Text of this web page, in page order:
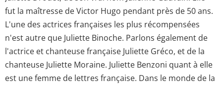
fut la maîtresse de Victor Hugo pendant près de 50 ans.
L'une des actrices françaises les plus récompensées
n'est autre que Juliette Binoche. Parlons également de
l'actrice et chanteuse française Juliette Gréco, et de la
chanteuse Juliette Moraine. Juliette Benzoni quant à elle
est une femme de lettres française. Dans le monde de la